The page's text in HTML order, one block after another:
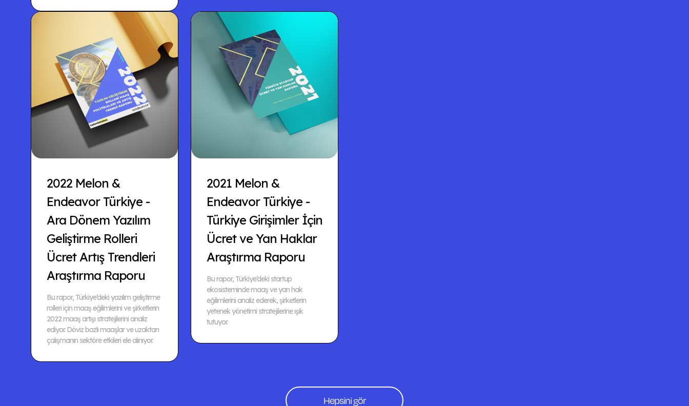
2022 Melon &
Endeavor Türkiye -
Ara Dönem Yazılım
Geliştirme Rolleri
Ücret Artış Trendleri
Araştırma Raporu
Bu rapor, Türkiye’deki yazılım geliştirme
rolleri için maaş eğilimlerini ve şirketlerin
2022 maaş artışı stratejilerini analiz
ediyor. Döviz bazlı maaşlar ve uzaktan
çalışmanın sektöre etkileri ele alınıyor.
2021 Melon &
Endeavor Türkiye -
Türkiye Girişimler İçin
Ücret ve Yan Haklar
Araştırma Raporu
Bu rapor, Türkiye’deki startup
ekosisteminde maaş ve yan hak
eğilimlerini analiz ederek, şirketlerin
yetenek yönetimi stratejilerine ışık
tutuyor.
Hepsini gör